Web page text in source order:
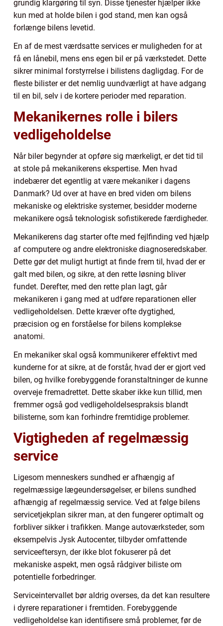
grundig klargøring til syn. Disse tjenester hjælper ikke
kun med at holde bilen i god stand, men kan også
forlænge bilens levetid.
En af de mest værdsatte services er muligheden for at
få en lånebil, mens ens egen bil er på værkstedet. Dette
sikrer minimal forstyrrelse i bilistens dagligdag. For de
fleste bilister er det nemlig uundværligt at have adgang
til en bil, selv i de kortere perioder med reparation.
Mekanikernes rolle i bilers
vedligeholdelse
Når biler begynder at opføre sig mærkeligt, er det tid til
at stole på mekanikerens ekspertise. Men hvad
indebærer det egentlig at være mekaniker i dagens
Danmark? Ud over at have en bred viden om bilens
mekaniske og elektriske systemer, besidder moderne
mekanikere også teknologisk sofistikerede færdigheder.
Mekanikerens dag starter ofte med fejlfinding ved hjælp
af computere og andre elektroniske diagnoseredskaber.
Dette gør det muligt hurtigt at finde frem til, hvad der er
galt med bilen, og sikre, at den rette løsning bliver
fundet. Derefter, med den rette plan lagt, går
mekanikeren i gang med at udføre reparationen eller
vedligeholdelsen. Dette kræver ofte dygtighed,
præcision og en forståelse for bilens komplekse
anatomi.
En mekaniker skal også kommunikerer effektivt med
kunderne for at sikre, at de forstår, hvad der er gjort ved
bilen, og hvilke forebyggende foranstaltninger de kunne
overveje fremadrettet. Dette skaber ikke kun tillid, men
fremmer også god vedligeholdelsespraksis blandt
bilisterne, som kan forhindre fremtidige problemer.
Vigtigheden af regelmæssig
service
Ligesom menneskers sundhed er afhængig af
regelmæssige lægeundersøgelser, er bilens sundhed
afhængig af regelmæssig service. Ved at følge bilens
servicetjekplan sikrer man, at den fungerer optimalt og
forbliver sikker i trafikken. Mange autoværksteder, som
eksempelvis Jysk Autocenter, tilbyder omfattende
serviceeftersyn, der ikke blot fokuserer på det
mekaniske aspekt, men også rådgiver biliste om
potentielle forbedringer.
Serviceintervallet bør aldrig overses, da det kan resultere
i dyrere reparationer i fremtiden. Forebyggende
vedligeholdelse kan identifisere små problemer, før de